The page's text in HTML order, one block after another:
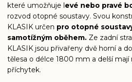
které umožňuje levé nebo pravé
rozvod otopné soustavy. Svou
KLASIK určen pro otopné
samotížným oběhem. Ze zadní
KLASIK jsou přivařeny dvě horní a
tělesa o délce 1800 mm a delší mají
příchytek.